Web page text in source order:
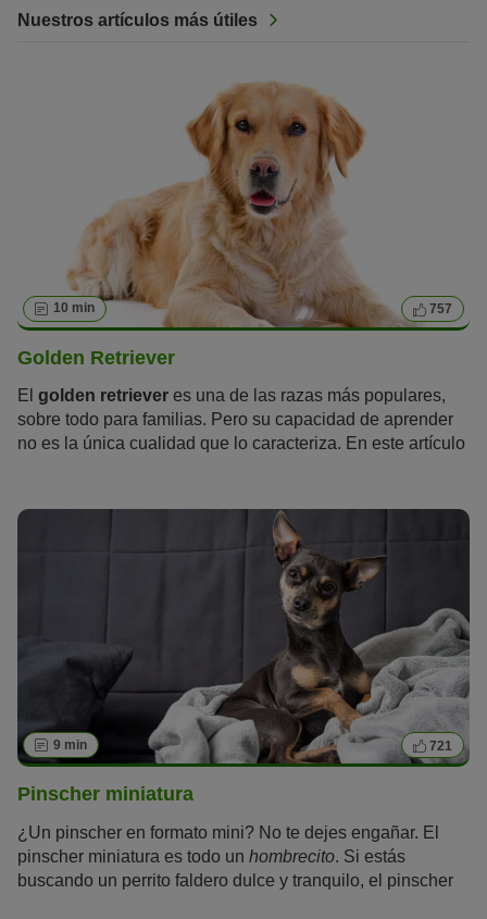
Nuestros artículos más útiles
10 min 757
Golden Retriever
El golden retriever es una de las razas más populares,
sobre todo para familias. Pero su capacidad de aprender
no es la única cualidad que lo caracteriza. En este artículo
9 min 721
Pinscher miniatura
¿Un pinscher en formato mini? No te dejes engañar. El
pinscher miniatura es todo un hombrecito. Si estás
buscando un perrito faldero dulce y tranquilo, el pinscher